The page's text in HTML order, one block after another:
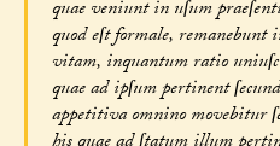
quae veniunt in uſum
quod eſt formale, remanebunt
vitam, inquantum ratio
quae ad ipſum pertinent
appetitiva omnino movebitur